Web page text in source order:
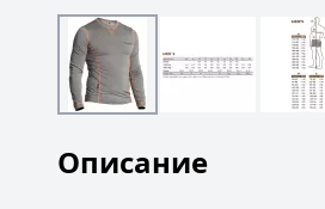
Описание